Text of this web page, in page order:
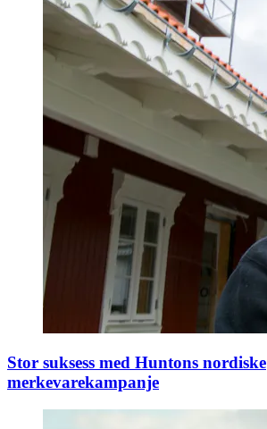
Stor suksess med Huntons nordiske
merkevarekampanje